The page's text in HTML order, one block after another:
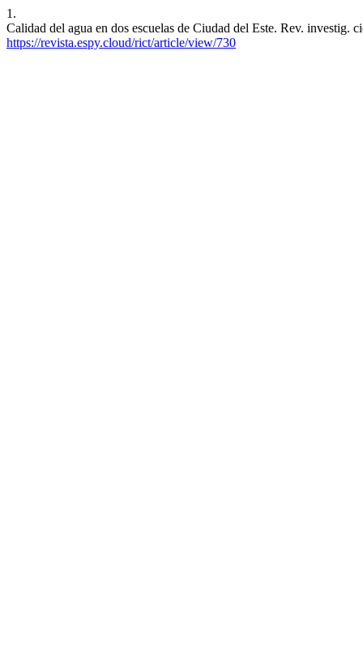
1.
Calidad del agua en dos escuelas de Ciudad del Este. Rev.
https://revista.espy.cloud/rict/article/view/730